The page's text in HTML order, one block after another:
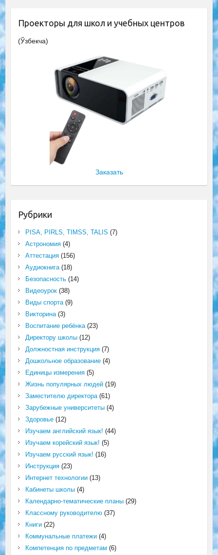
Проекторы для школ и учебных центров
(Ўзбекча)
Заказать
Рубрики
PISA, PIRLS, TIMSS, TALIS (7)
Астрономия(4)
Аттестация(156)
Аудиокнига(18)
Безопасность(14)
Видеоурок(38)
Виды спорта(9)
Викторина(3)
Воспитание ребёнка(23)
Директору школы(12)
Должностная инструкция(7)
Дошкольное образование(4)
Единицы измерения(5)
Жизнь популярных людей(19)
Заместителю директора(61)
Зарубежные университеты(4)
Здоровье(12)
Изучаем английский язык! (44)
Изучаем корейский язык! (5)
Изучаем русский язык! (16)
Инструкция(23)
Интернет технологии(13)
Кабинеты школы(4)
Календарно-тематические планы(29)
Классному руководителю(37)
Книги(22)
Коммунальные платежи(4)
Компетенция по предметам (6)